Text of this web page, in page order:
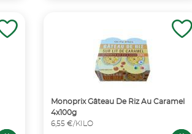
Monoprix Gâteau De Riz Au Caramel
4x100g
6,55 €/KILO